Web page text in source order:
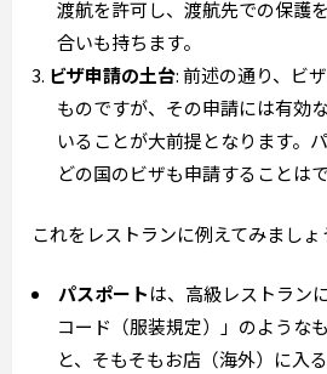
渡航を許可し、渡航先での保護
合いも持ちます。
ビザ申請の土台: 前述の通り、ビ
ものですが、その申請には有効
いることが大前提となります。
どの国のビザも申請することは
これをレストランに例えてみましょ
パスポートは、高級レストラン
コード（服装規定）」のような
と、そもそもお店（海外）に入